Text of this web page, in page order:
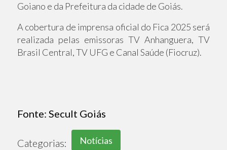
Goiano e da Prefeitura da cidade de Goiás.
A cobertura de imprensa oficial do Fica 2025 será
realizada pelas emissoras TV Anhanguera, TV
Brasil Central, TV UFG e Canal Saúde (Fiocruz).
Fonte: Secult Goiás
Categorias: Notícias